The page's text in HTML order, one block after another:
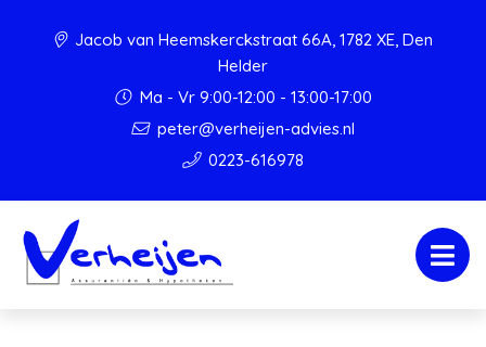
Jacob van Heemskerckstraat 66A, 1782 XE, Den
Helder
Ma - Vr 9:00-12:00 - 13:00-17:00
peter@verheijen-advies.nl
0223-616978